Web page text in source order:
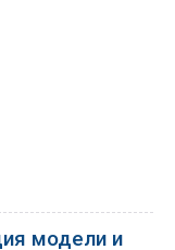
модели и